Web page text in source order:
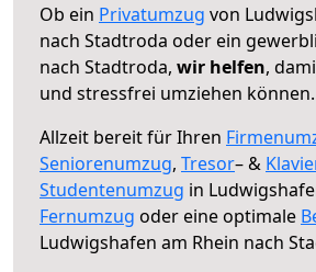
Ob ein Privatumzug von
nach Stadtroda oder ein
nach Stadtroda, wir helfen,
und stressfrei umziehen können.
Allzeit bereit für Ihren
Seniorenumzug, Tresor– &
Studentenumzug in
Fernumzug oder eine optimale
Ludwigshafen am Rhein nach